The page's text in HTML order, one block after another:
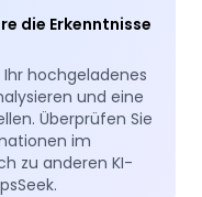
die Erkenntnisse
Ihr hochgeladenes
und eine
Überprüfen Sie
im
zu anderen KI-